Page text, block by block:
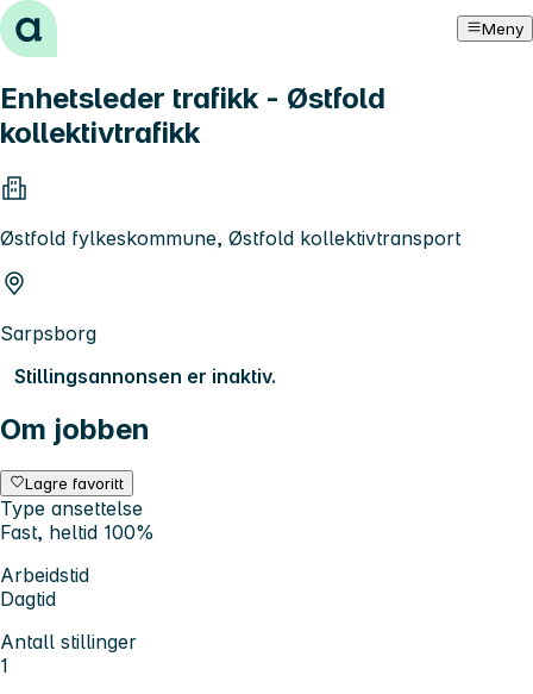
Hopp til innhold Meny
Enhetsleder trafikk - Østfold
kollektivtrafikk
Østfold fylkeskommune, Østfold kollektivtransport
Sarpsborg
Stillingsannonsen er inaktiv.
Om jobben
Lagre favoritt
Type ansettelse
Fast, heltid 100%
Arbeidstid
Dagtid
Antall stillinger
1